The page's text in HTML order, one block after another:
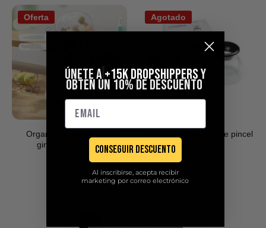
Oferta
Organizador maquillaje
giratorio con tapa
€7,95 EUR
Agotado
Limpiador y secador de pincel
de maquillaje
€9,50 EUR
€7,50 EUR
ÚNETE A+15k DROPSHIPPERSY
OBTEN UN 10% DE DESCUENTO
Conseguir descuento
Al inscribirse, acepta recibir
marketing por correo electrónico